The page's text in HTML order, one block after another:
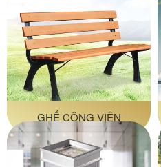
GHẾ CÔNG VIÊN